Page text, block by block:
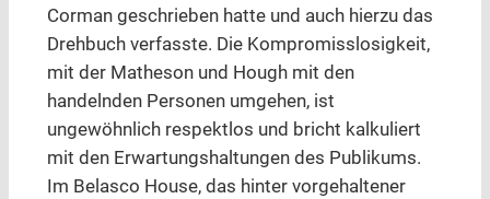
Corman geschrieben hatte und auch hierzu das
Drehbuch verfasste. Die Kompromisslosigkeit,
mit der Matheson und Hough mit den
handelnden Personen umgehen, ist
ungewöhnlich respektlos und bricht kalkuliert
mit den Erwartungshaltungen des Publikums.
Im Belasco House, das hinter vorgehaltener